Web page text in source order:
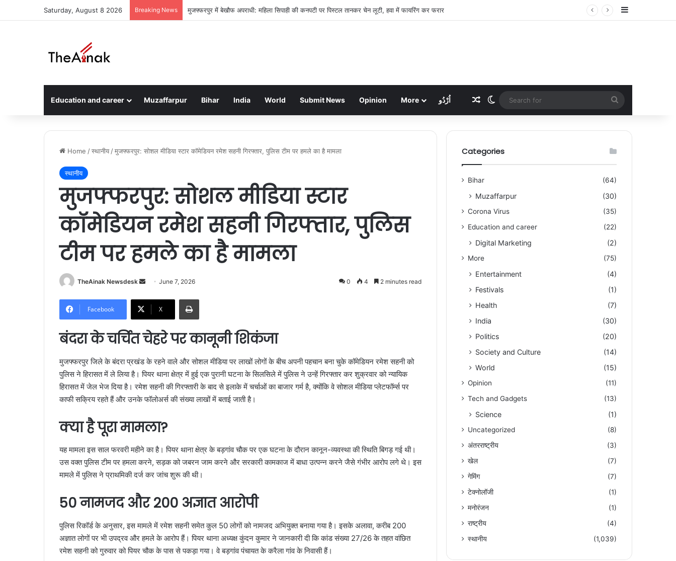
Saturday, August 8 2026 Breaking News चीन में फंसे मुजफ्फरपुर के यश की रिहाई की उम्मीदें बढ़ीं: केंद्रीय मंत्री ने विदेश मंत्रालय से किया आग्रह, आज मुंबई में कंपनी अधिकारियों से मिलेंगी मां
Education and career Muzaffarpur Bihar India World Submit News Opinion More اُرْدُو Random Article
Switch skin
for
Home /स्थानीय /मुजफ्फरपुर: सोशल मीडिया स्टार कॉमेडियन रमेश सहनी गिरफ्तार, पुलिस टीम पर हमले का है मामला
स्थानीय
मुजफ्फरपुर: सोशल मीडिया स्टार
कॉमेडियन रमेश सहनी गिरफ्तार, पुलिस
टीम पर हमले का है मामला
TheAinak Newsdesk
d
a
n
m
a
i
l
June 7, 2026 0 4 2 minutes read
Facebook X
बंदरा के चर्चित चेहरे पर कानूनी शिकंजा
मुजफ्फरपुर जिले के बंदरा प्रखंड के रहने वाले और सोशल मीडिया पर लाखों लोगों के बीच अपनी पहचान बना चुके कॉमेडियन रमेश सहनी को
पुलिस ने हिरासत में ले लिया है। पियर थाना क्षेत्र में हुई एक पुरानी घटना के सिलसिले में पुलिस ने उन्हें गिरफ्तार कर शुक्रवार को न्यायिक
हिरासत में जेल भेज दिया है। रमेश सहनी की गिरफ्तारी के बाद से इलाके में चर्चाओं का बाजार गर्म है, क्योंकि वे सोशल मीडिया प्लेटफॉर्म्स पर
काफी सक्रिय रहते हैं और उनके फॉलोअर्स की संख्या लाखों में बताई जाती है।
क्या है पूरा मामला?
यह मामला इस साल फरवरी महीने का है। पियर थाना क्षेत्र के बड़गांव चौक पर एक घटना के दौरान कानून-व्यवस्था की स्थिति बिगड़ गई थी।
उस वक्त पुलिस टीम पर हमला करने, सड़क को जबरन जाम करने और सरकारी कामकाज में बाधा उत्पन्न करने जैसे गंभीर आरोप लगे थे। इस
मामले में पुलिस ने प्राथमिकी दर्ज कर जांच शुरू की थी।
50 नामजद और 200 अज्ञात आरोपी
पुलिस रिकॉर्ड के अनुसार, इस मामले में रमेश सहनी समेत कुल 50 लोगों को नामजद अभियुक्त बनाया गया है। इसके अलावा, करीब 200
अज्ञात लोगों पर भी उपद्रव और हमले के आरोप हैं। पियर थाना अध्यक्ष कुंदन कुमार ने जानकारी दी कि कांड संख्या 27/26 के तहत वांछित
रमेश सहनी को गुरुवार को पियर चौक के पास से पकड़ा गया। वे बड़गांव पंचायत के करैला गांव के निवासी हैं।
Categories
Bihar (64)
Muzaffarpur (30)
Corona Virus
(35)
Education and career
(22)
Digital Marketing (2)
More (75)
Entertainment
(4)
Festivals
(1)
Health
(7)
India
(30)
Politics
(20)
Society and Culture
(14)
World
(15)
Opinion
(11)
Tech and Gadgets
(13)
Science (1)
Uncategorized
(8)
अंतरराष्ट्रीय
(3)
खेल
(7)
गेमिंग
(7)
टेक्नोलॉजी
(1)
मनोरंजन
(1)
राष्ट्रीय
(4)
स्थानीय
(1,039)